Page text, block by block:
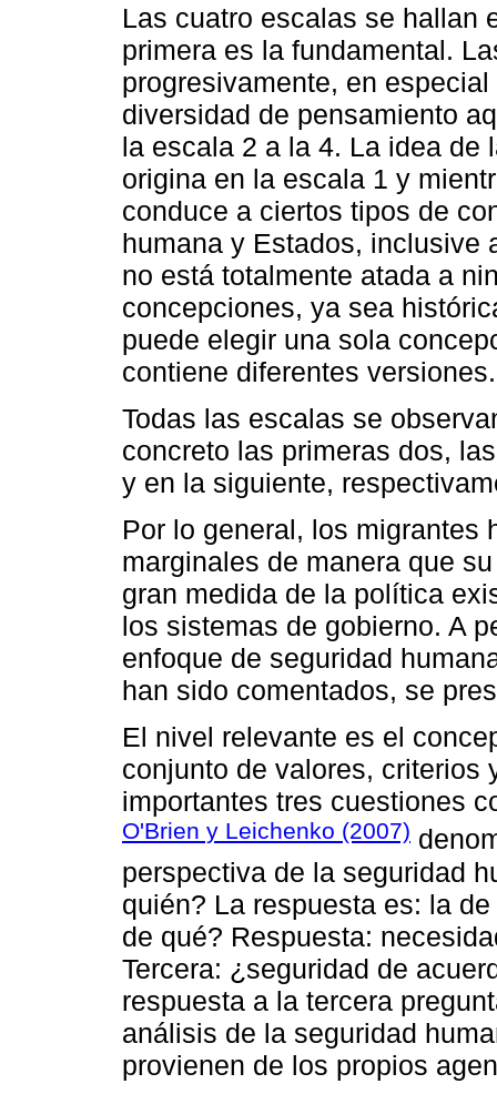
Las cuatro escalas se hallan
primera es la fundamental.
progresivamente, en
diversidad de pensamiento
la escala 2 a la 4. La idea de
origina en la escala 1 y
conduce a ciertos tipos de
humana y Estados, inclusive
no está totalmente atada a
concepciones, ya sea
puede elegir una sola
contiene diferentes versiones.
Todas las escalas se
concreto las primeras dos,
y en la siguiente,
Por lo general, los migrantes
marginales de manera que
gran medida de la política
los sistemas de gobierno. A
enfoque de seguridad
han sido comentados, se
El nivel relevante es el
conjunto de valores, criterios
importantes tres cuestiones
O'Brien y Leichenko (2007)
perspectiva de la seguridad
quién? La respuesta es: la
de qué? Respuesta:
Tercera: ¿seguridad de
respuesta a la tercera
análisis de la seguridad
provienen de los propios